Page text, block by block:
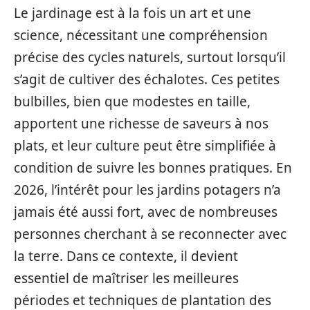
Le jardinage est à la fois un art et une
science, nécessitant une compréhension
précise des cycles naturels, surtout lorsqu’il
s’agit de cultiver des échalotes. Ces petites
bulbilles, bien que modestes en taille,
apportent une richesse de saveurs à nos
plats, et leur culture peut être simplifiée à
condition de suivre les bonnes pratiques. En
2026, l’intérêt pour les jardins potagers n’a
jamais été aussi fort, avec de nombreuses
personnes cherchant à se reconnecter avec
la terre. Dans ce contexte, il devient
essentiel de maîtriser les meilleures
périodes et techniques de plantation des